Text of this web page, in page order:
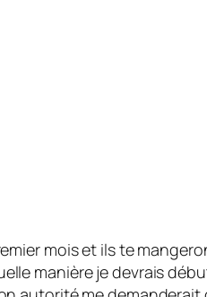
mois et ils te
manière je devrais